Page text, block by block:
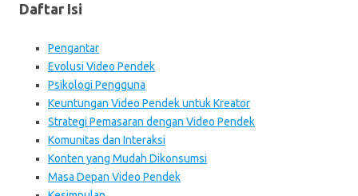
Daftar Isi
Pengantar
Evolusi Video Pendek
Psikologi Pengguna
Keuntungan Video Pendek untuk Kreator
Strategi Pemasaran dengan Video Pendek
Komunitas dan Interaksi
Konten yang Mudah Dikonsumsi
Masa Depan Video Pendek